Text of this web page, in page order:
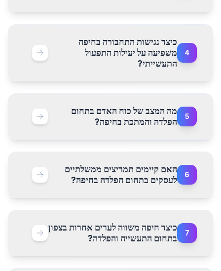
4
כיצד נגישות התחבורה בחיפה
משפיעה על יעילות התפעול
התעשייתי?
5
מה המצב של כוח האדם בתחום
הפלדה והמתכת בחיפה?
6
האם קיימים תמריצים ממשלתיים
לעסקים בתחום הפלדה בחיפה?
7
כיצד חיפה משווה לערים אחרות בצפון
בתחום התעשייה והפלדה?